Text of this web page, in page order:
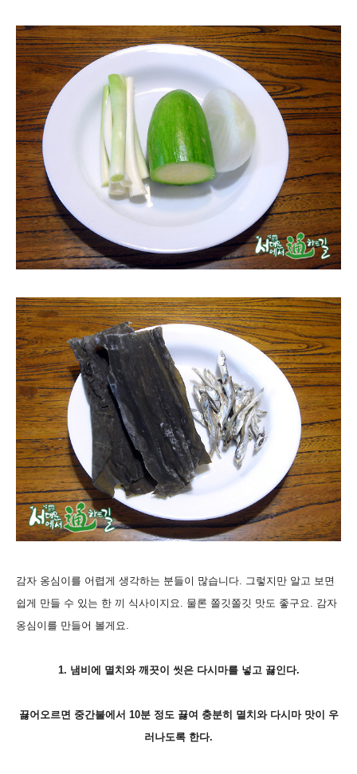
감자 옹심이를 어렵게 생각하는 분들이 많습니다. 그렇지만 알고 보면
쉽게 만들 수 있는 한 끼 식사이지요. 물론 쫄깃쫄깃 맛도 좋구요. 감자
옹심이를 만들어 볼게요.
1. 냄비에 멸치와 깨끗이 씻은 다시마를 넣고 끓인다.
끓어오르면 중간불에서 10분 정도 끓여 충분히 멸치와 다시마 맛이 우
러나도록 한다.